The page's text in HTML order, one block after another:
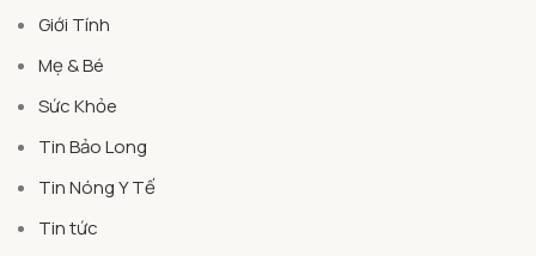
Giới Tính
Mẹ & Bé
Sức Khỏe
Tin Bảo Long
Tin Nóng Y Tế
Tin tức